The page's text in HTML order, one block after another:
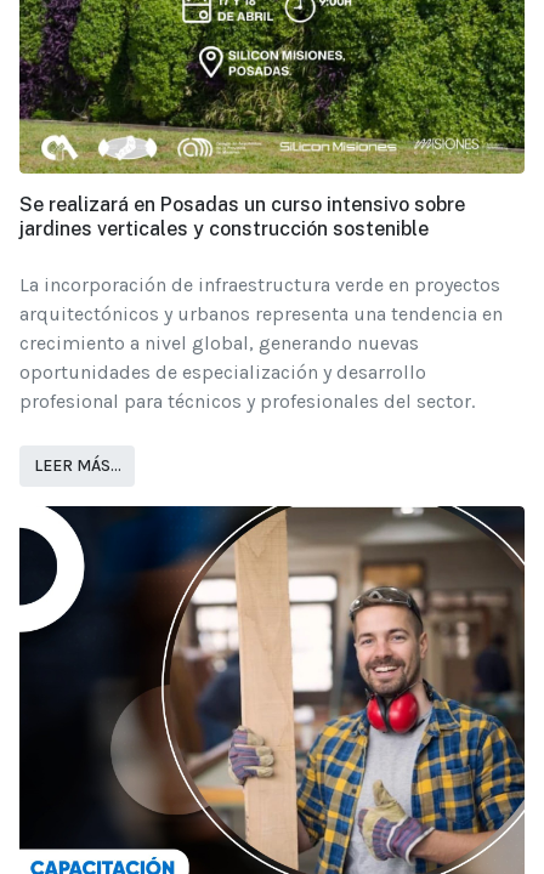
Se realizará en Posadas un curso intensivo sobre
jardines verticales y construcción sostenible
La incorporación de infraestructura verde en proyectos
arquitectónicos y urbanos representa una tendencia en
crecimiento a nivel global, generando nuevas
oportunidades de especialización y desarrollo
profesional para técnicos y profesionales del sector.
LEER MÁS…